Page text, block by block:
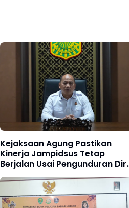
Kejaksaan Agung Pastikan
Kinerja Jampidsus Tetap
Berjalan Usai Pengunduran Diri
Febrie Adriansyah